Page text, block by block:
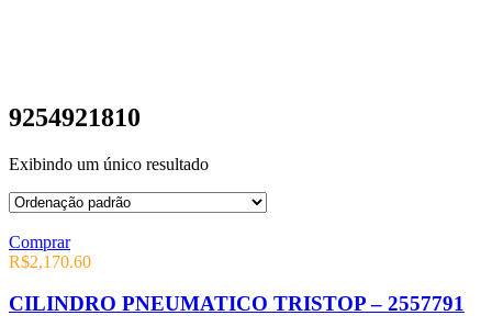
9254921810
Exibindo um único resultado
Comprar
R$2,170.60
CILINDRO PNEUMATICO TRISTOP – 2557791